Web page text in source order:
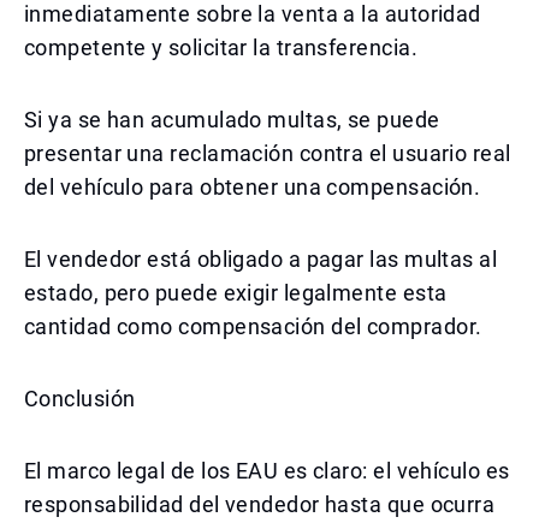
inmediatamente sobre la venta a la autoridad
competente y solicitar la transferencia.
Si ya se han acumulado multas, se puede
presentar una reclamación contra el usuario real
del vehículo para obtener una compensación.
El vendedor está obligado a pagar las multas al
estado, pero puede exigir legalmente esta
cantidad como compensación del comprador.
Conclusión
El marco legal de los EAU es claro: el vehículo es
responsabilidad del vendedor hasta que ocurra